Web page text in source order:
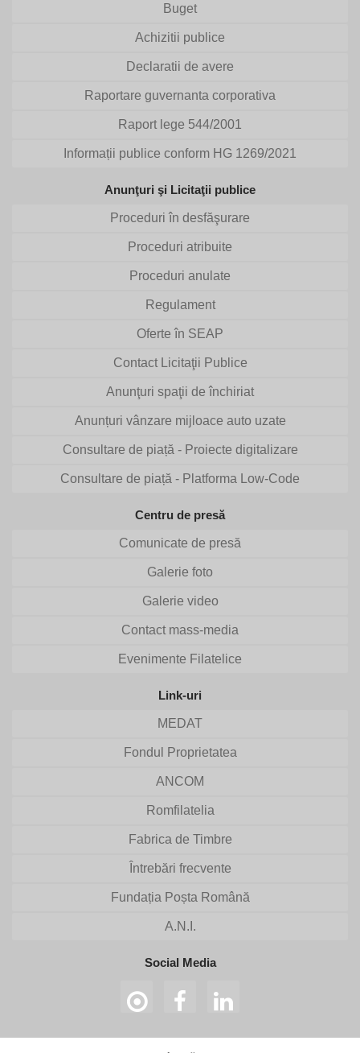
Buget
Achizitii publice
Declaratii de avere
Raportare guvernanta corporativa
Raport lege 544/2001
Informații publice conform HG 1269/2021
Anunţuri şi Licitaţii publice
Proceduri în desfăşurare
Proceduri atribuite
Proceduri anulate
Regulament
Oferte în SEAP
Contact Licitaţii Publice
Anunţuri spaţii de închiriat
Anunțuri vânzare mijloace auto uzate
Consultare de piață - Proiecte digitalizare
Consultare de piață - Platforma Low-Code
Centru de presă
Comunicate de presă
Galerie foto
Galerie video
Contact mass-media
Evenimente Filatelice
Link-uri
MEDAT
Fondul Proprietatea
ANCOM
Romfilatelia
Fabrica de Timbre
Întrebări frecvente
Fundația Poșta Română
A.N.I.
Social Media